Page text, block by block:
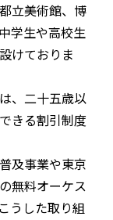
立美術館、博
学生や高校生
けておりま
、二十五歳以
きる割引制度
及事業や東京
無料オーケス
うした取り組